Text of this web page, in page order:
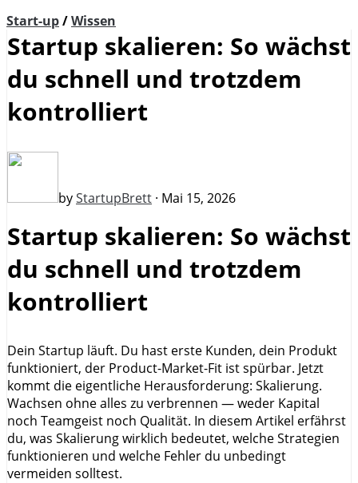
Start-up/Wissen
Startup skalieren: So wächst
du schnell und trotzdem
kontrolliert
byStartupBrett · Mai 15, 2026
Startup skalieren: So wächst
du schnell und trotzdem
kontrolliert
Dein Startup läuft. Du hast erste Kunden, dein Produkt
funktioniert, der Product-Market-Fit ist spürbar. Jetzt
kommt die eigentliche Herausforderung: Skalierung.
Wachsen ohne alles zu verbrennen — weder Kapital
noch Teamgeist noch Qualität. In diesem Artikel erfährst
du, was Skalierung wirklich bedeutet, welche Strategien
funktionieren und welche Fehler du unbedingt
vermeiden solltest.